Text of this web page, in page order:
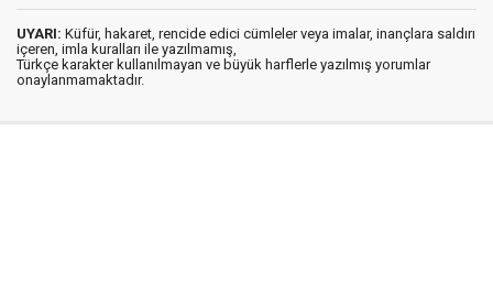
UYARI: Küfür, hakaret, rencide edici cümleler veya imalar, inançlara saldırı
içeren, imla kuralları ile yazılmamış,
Türkçe karakter kullanılmayan ve büyük harflerle yazılmış yorumlar
onaylanmamaktadır.